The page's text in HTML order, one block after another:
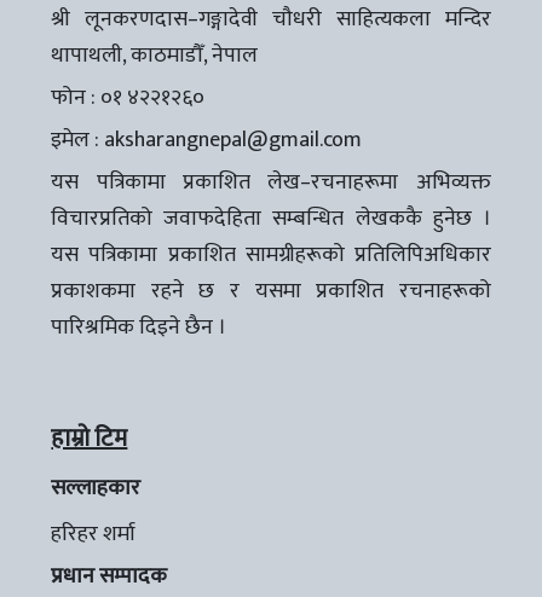
श्री लूनकरणदास–गङ्गादेवी चौधरी साहित्यकला मन्दिर
थापाथली, काठमाडौँ, नेपाल
फोन : ०१ ४२२१२६०
इमेल : aksharangnepal@gmail.com
यस पत्रिकामा प्रकाशित लेख–रचनाहरूमा अभिव्यक्त
विचारप्रतिको जवाफदेहिता सम्बन्धित लेखककै हुनेछ ।
यस पत्रिकामा प्रकाशित सामग्रीहरूको प्रतिलिपिअधिकार
प्रकाशकमा रहने छ र यसमा प्रकाशित रचनाहरूको
पारिश्रमिक दिइने छैन ।
हाम्रो टिम
सल्लाहकार
हरिहर शर्मा
प्रधान सम्पादक